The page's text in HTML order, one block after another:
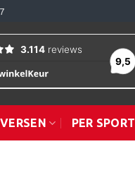
PER SPORT